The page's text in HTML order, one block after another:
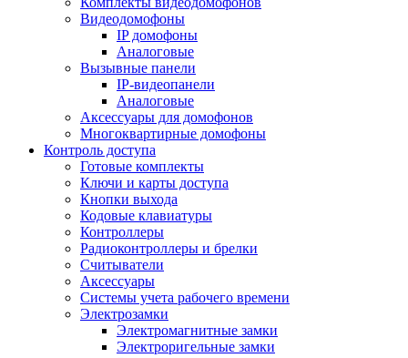
Видеодомофоны
IP домофоны
Аналоговые
Вызывные панели
IP-видеопанели
Аналоговые
Аксессуары для домофонов
Многоквартирные домофоны
Контроль доступа
Готовые комплекты
Ключи и карты доступа
Кнопки выхода
Кодовые клавиатуры
Контроллеры
Радиоконтроллеры и брелки
Считыватели
Аксессуары
Системы учета рабочего времени
Электрозамки
Электромагнитные замки
Электроригельные замки